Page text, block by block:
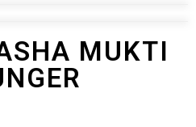
MUKTI